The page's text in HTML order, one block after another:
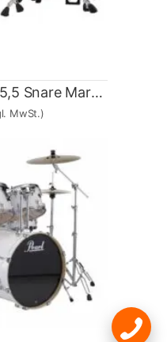
Pearl Export 14×5,5 Snare Marching gold
MwSt.)